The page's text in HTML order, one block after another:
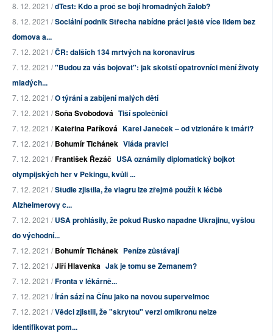
8. 12. 2021 /dTest: Kdo a proč se bojí hromadných žalob?
8. 12. 2021 /Sociální podnik Střecha nabídne práci ještě více lidem bez
domova a...
7. 12. 2021 /ČR: dalších 134 mrtvých na koronavirus
7. 12. 2021 /"Budou za vás bojovat": jak skotští opatrovníci mění životy
mladých...
7. 12. 2021 /O týrání a zabíjení malých dětí
7. 12. 2021 /Soňa Svobodová Tiší společníci
7. 12. 2021 /Kateřina Paříková Karel Janeček – od vizionáře k tmáři?
7. 12. 2021 /Bohumír Tichánek Vláda pravici
7. 12. 2021 /František Řezáč USA oznámily diplomatický bojkot
olympijských her v Pekingu, kvůli ...
7. 12. 2021 /Studie zjistila, že viagru lze zřejmě použít k léčbě
Alzheimerovy c...
7. 12. 2021 /USA prohlásily, že pokud Rusko napadne Ukrajinu, vyšlou
do východní...
7. 12. 2021 /Bohumír Tichánek Peníze zůstávají
7. 12. 2021 /Jiří Hlavenka Jak je tomu se Zemanem?
7. 12. 2021 /Fronta v lékárně...
7. 12. 2021 /Írán sází na Čínu jako na novou supervelmoc
7. 12. 2021 /Vědci zjistili, že "skrytou" verzi omikronu nelze
identifikovat pom...